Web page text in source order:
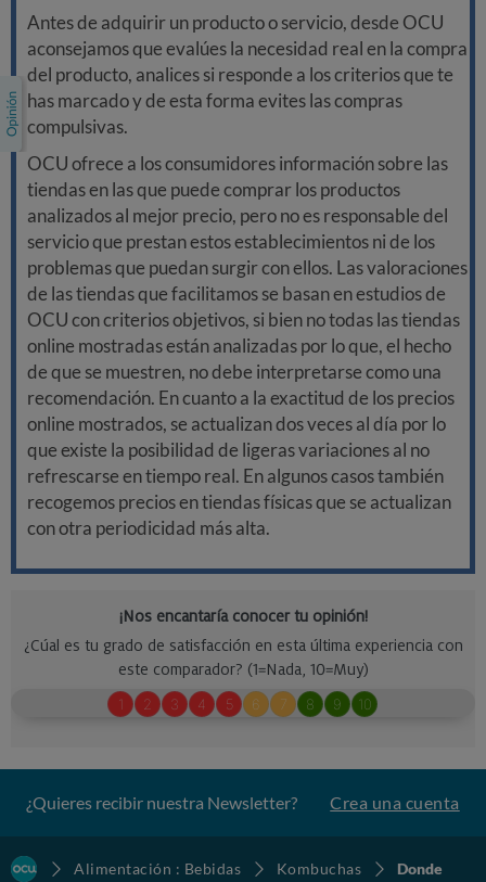
Antes de adquirir un producto o servicio, desde OCU
aconsejamos que evalúes la necesidad real en la compra
del producto, analices si responde a los criterios que te
has marcado y de esta forma evites las compras
compulsivas.
OCU ofrece a los consumidores información sobre las
tiendas en las que puede comprar los productos
analizados al mejor precio, pero no es responsable del
servicio que prestan estos establecimientos ni de los
problemas que puedan surgir con ellos. Las valoraciones
de las tiendas que facilitamos se basan en estudios de
OCU con criterios objetivos, si bien no todas las tiendas
online mostradas están analizadas por lo que, el hecho
de que se muestren, no debe interpretarse como una
recomendación. En cuanto a la exactitud de los precios
online mostrados, se actualizan dos veces al día por lo
que existe la posibilidad de ligeras variaciones al no
refrescarse en tiempo real. En algunos casos también
recogemos precios en tiendas físicas que se actualizan
con otra periodicidad más alta.
¿Quieres recibir nuestra Newsletter? Crea una cuenta
Alimentación : Bebidas Kombuchas
Donde